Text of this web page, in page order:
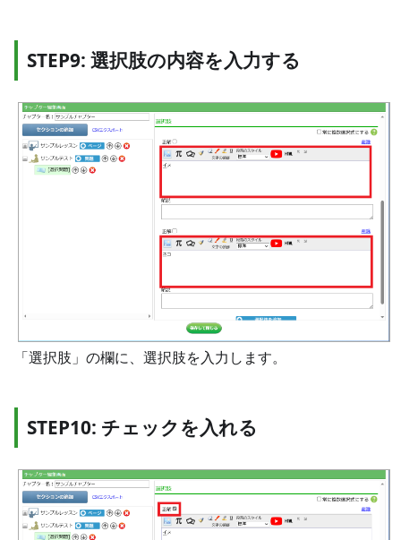
STEP9: 選択肢の内容を入力する
「選択肢」の欄に、選択肢を入力します。
STEP10: チェックを入れる